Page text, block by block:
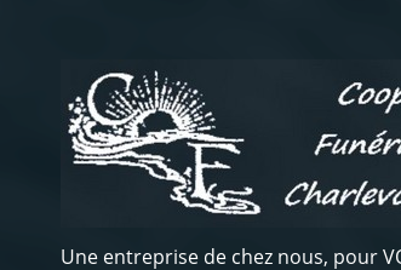
Une entreprise de chez nous, pour